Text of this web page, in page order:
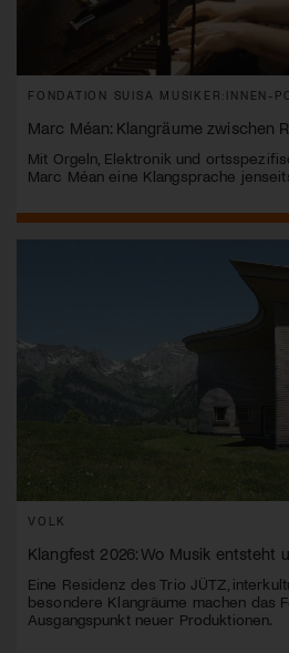
FONDATION SUISA MUSIKER:INNEN-
Marc Méan: Klangräume zwischen
Mit Orgeln, Elektronik und
Marc Méan eine Klangsprache
VOLK
Klangfest 2026: Wo Musik entsteht
Eine Residenz des Trio JÜTZ,
besondere Klangräume machen das
Ausgangspunkt neuer Produktionen.